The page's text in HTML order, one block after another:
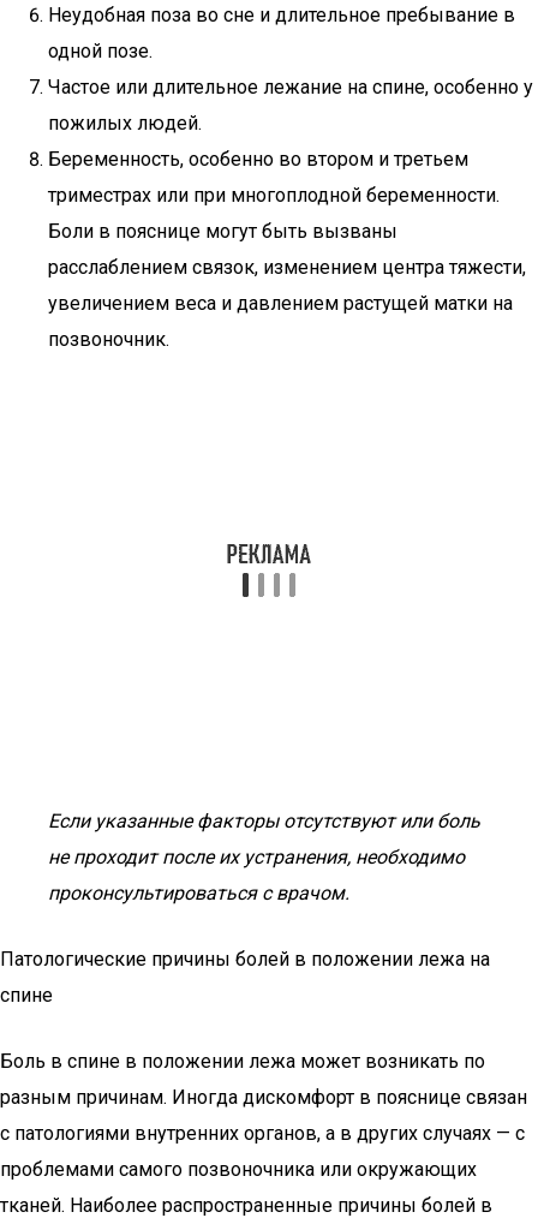
Неудобная поза во сне и длительное пребывание в
одной позе.
Частое или длительное лежание на спине, особенно у
пожилых людей.
Беременность, особенно во втором и третьем
триместрах или при многоплодной беременности.
Боли в пояснице могут быть вызваны
расслаблением связок, изменением центра тяжести,
увеличением веса и давлением растущей матки на
позвоночник.
Если указанные факторы отсутствуют или боль
не проходит после их устранения, необходимо
проконсультироваться с врачом.
Патологические причины болей в положении лежа на
спине
Боль в спине в положении лежа может возникать по
разным причинам. Иногда дискомфорт в пояснице связан
с патологиями внутренних органов, а в других случаях — с
проблемами самого позвоночника или окружающих
тканей. Наиболее распространенные причины болей в